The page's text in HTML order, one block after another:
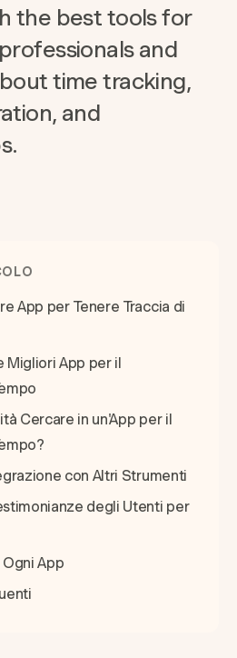
the best tools for
and
time tracking,
and
App per Tenere Traccia di
Migliori App per il
Cercare in un'App per il
con Altri Strumenti
degli Utenti per
App